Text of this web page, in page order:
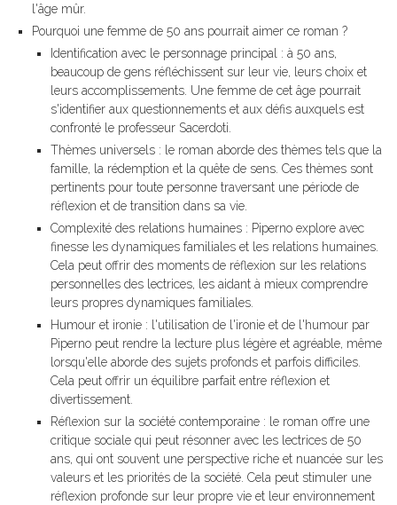
l'âge mûr.
Pourquoi une femme de 50 ans pourrait aimer ce roman ?
Identification avec le personnage principal : à 50 ans,
beaucoup de gens réfléchissent sur leur vie, leurs choix et
leurs accomplissements. Une femme de cet âge pourrait
s'identifier aux questionnements et aux défis auxquels est
confronté le professeur Sacerdoti.
Thèmes universels : le roman aborde des thèmes tels que la
famille, la rédemption et la quête de sens. Ces thèmes sont
pertinents pour toute personne traversant une période de
réflexion et de transition dans sa vie.
Complexité des relations humaines : Piperno explore avec
finesse les dynamiques familiales et les relations humaines.
Cela peut offrir des moments de réflexion sur les relations
personnelles des lectrices, les aidant à mieux comprendre
leurs propres dynamiques familiales.
Humour et ironie : l'utilisation de l'ironie et de l'humour par
Piperno peut rendre la lecture plus légère et agréable, même
lorsqu'elle aborde des sujets profonds et parfois difficiles.
Cela peut offrir un équilibre parfait entre réflexion et
divertissement.
Réflexion sur la société contemporaine : le roman offre une
critique sociale qui peut résonner avec les lectrices de 50
ans, qui ont souvent une perspective riche et nuancée sur les
valeurs et les priorités de la société. Cela peut stimuler une
réflexion profonde sur leur propre vie et leur environnement